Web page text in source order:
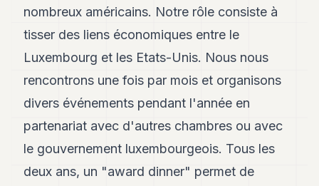
POLITIQUE
IMMOBILIER
PRIVATE
EQUITY
SPORT
JURIDIQUE
nombreux américains. Notre rôle consiste à
tisser des liens économiques entre le
Luxembourg et les Etats-Unis. Nous nous
rencontrons une fois par mois et organisons
divers événements pendant l'année en
partenariat avec d'autres chambres ou avec
le gouvernement luxembourgeois. Tous les
deux ans, un "award dinner" permet de